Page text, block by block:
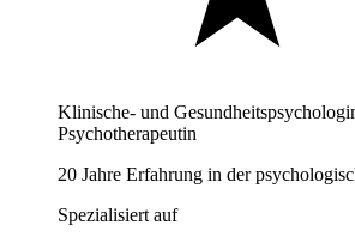
Klinische- und
Psychotherapeutin
20 Jahre Erfahrung in der
Spezialisiert auf